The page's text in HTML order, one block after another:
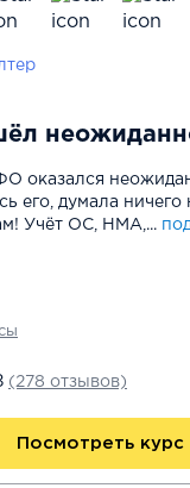
оказался
его, думала
Учёт ОС, НМА,...
(278 отзывов)
Посмотреть курс